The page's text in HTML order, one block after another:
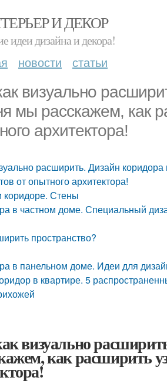
И ДЕКОР
идеи дизайна и декора!
новости статьи
визуально
мы расскажем, как
архитектора!
расширить. Дизайн
от опытного архитектора!
коридоре. Стены
в частном доме. Специальный
пространство?
в панельном доме. Идеи для
в квартире. 5
визуально
как расширить